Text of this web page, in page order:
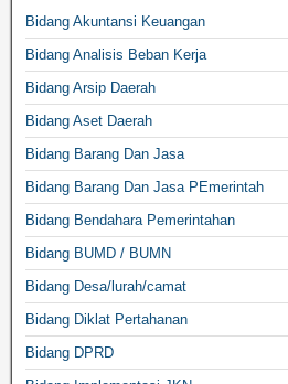
Bidang Akuntansi Keuangan
Bidang Analisis Beban Kerja
Bidang Arsip Daerah
Bidang Aset Daerah
Bidang Barang Dan Jasa
Bidang Barang Dan Jasa PEmerintah
Bidang Bendahara Pemerintahan
Bidang BUMD / BUMN
Bidang Desa/lurah/camat
Bidang Diklat Pertahanan
Bidang DPRD